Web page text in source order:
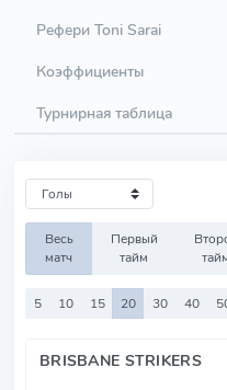
Рефери Toni Sarai
Коэффициенты
Турнирная таблица
Весь
матч
Первый
тайм
5 10 15 20 30 40
BRISBANE STRIKERS